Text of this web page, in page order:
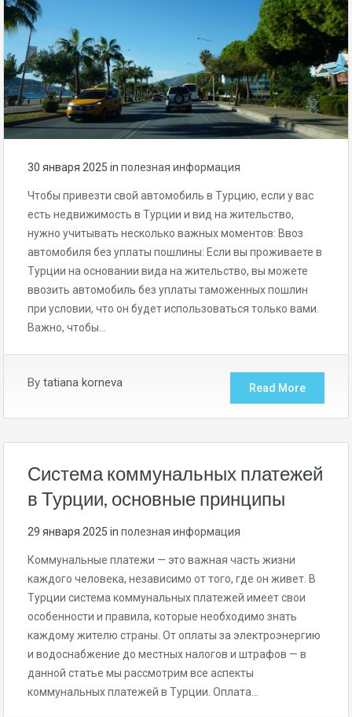
30 января 2025 in полезная информация
Чтобы привезти свой автомобиль в Турцию, если у вас
есть недвижимость в Турции и вид на жительство,
нужно учитывать несколько важных моментов: Ввоз
автомобиля без уплаты пошлины: Если вы проживаете в
Турции на основании вида на жительство, вы можете
ввозить автомобиль без уплаты таможенных пошлин
при условии, что он будет использоваться только вами.
Важно, чтобы…
By tatiana korneva Read More
Система коммунальных платежей
в Турции, основные принципы
29 января 2025 in полезная информация
Коммунальные платежи — это важная часть жизни
каждого человека, независимо от того, где он живет. В
Турции система коммунальных платежей имеет свои
особенности и правила, которые необходимо знать
каждому жителю страны. От оплаты за электроэнергию
и водоснабжение до местных налогов и штрафов — в
данной статье мы рассмотрим все аспекты
коммунальных платежей в Турции. Оплата…